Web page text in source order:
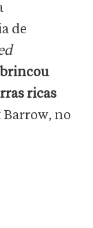
de
brincou
ricas
no